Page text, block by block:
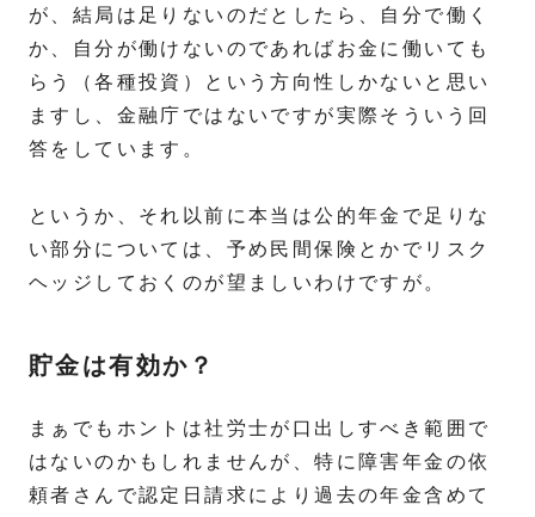
が、結局は足りないのだとしたら、自分で働く
か、自分が働けないのであればお金に働いても
らう（各種投資）という方向性しかないと思い
ますし、金融庁ではないですが実際そういう回
答をしています。
というか、それ以前に本当は公的年金で足りな
い部分については、予め民間保険とかでリスク
ヘッジしておくのが望ましいわけですが。
貯金は有効か？
まぁでもホントは社労士が口出しすべき範囲で
はないのかもしれませんが、特に障害年金の依
頼者さんで認定日請求により過去の年金含めて